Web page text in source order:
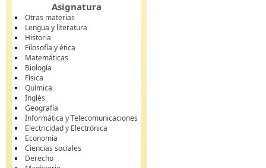
Asignatura
Otras materias
Lengua y literatura
Historia
Filosofía y ética
Matemáticas
Biología
Física
Química
Inglés
Geografía
Informática y Telecomunicaciones
Electricidad y Electrónica
Economía
Ciencias sociales
Derecho